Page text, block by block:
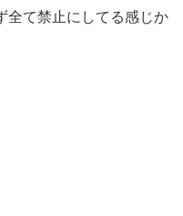
全て禁止にしてる感じか